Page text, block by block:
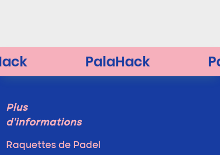
Plus
d'informations
Raquettes de Padel